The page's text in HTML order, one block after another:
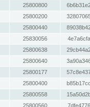
25800800
25800200
25800440
25830056
25800638
25800640
25800177
25800400
25800558
25800560